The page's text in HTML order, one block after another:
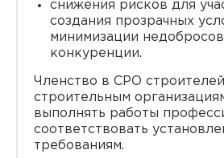
снижения рисков для
создания прозрачных
минимизации
конкуренции.
Членство в СРО
строительным
выполнять работы
соответствовать
требованиям.